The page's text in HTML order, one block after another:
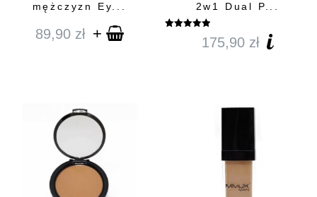
mężczyzn Ey...
89,90 zł +
2w1 Dual P...
175,90 zł